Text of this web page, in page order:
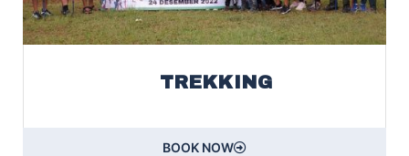
TREKKING
BOOK NOW